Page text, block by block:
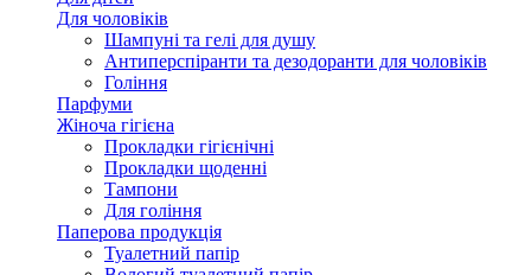
Для чоловіків
Шампуні та гелі для душу
Антиперспіранти та дезодоранти для чоловіків
Гоління
Парфуми
Жіноча гігієна
Прокладки гігієнічні
Прокладки щоденні
Тампони
Для гоління
Паперова продукція
Туалетний папір